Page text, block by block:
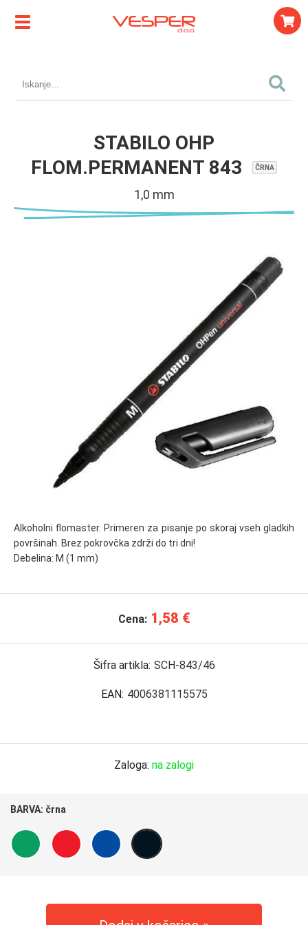
STABILO OHP
FLOM.PERMANENT 843
ČRNA
1,0 mm
Alkoholni flomaster. Primeren za pisanje po skoraj vseh gladkih
površinah. Brez pokrovčka zdrži do tri dni!
Debelina: M (1 mm)
Cena: 1,58 €
Šifra artikla: SCH-843/46
EAN: 4006381115575
Zaloga: na zalogi
BARVA: črna